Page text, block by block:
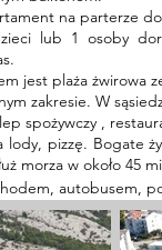
na parterze
lub 1 osoby
jest plaża żwirowa
zakresie. W
spożywczy ,
lody, pizzę. Bogate
morza w około 45
autobusem,